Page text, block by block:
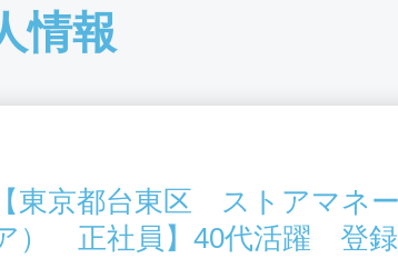
情報
【東京都台東区 ストアマネ
） 正社員】40代活躍 登録